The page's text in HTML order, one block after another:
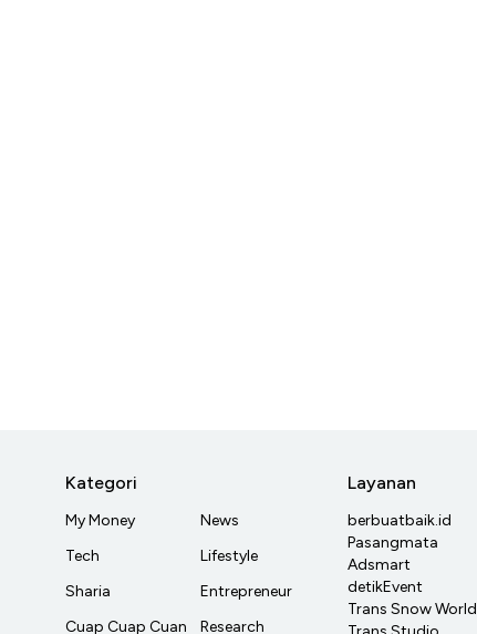
Kategori
My Money
Tech
Sharia
Cuap Cuap Cuan
News
Lifestyle
Entrepreneur
Research
Layanan
berbuatbaik.id
Pasangmata
Adsmart
detikEvent
Trans Snow World